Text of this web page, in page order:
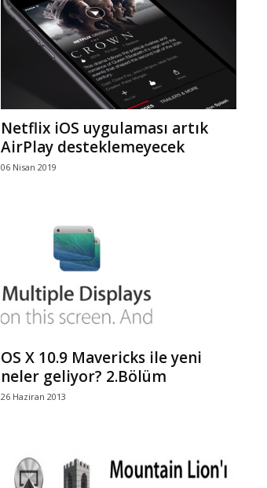
r
l
i
E
Netflix iOS uygulaması artık
AirPlay desteklemeyecek
06 Nisan 2019
OS X 10.9 Mavericks ile yeni
neler geliyor? 2.Bölüm
26 Haziran 2013